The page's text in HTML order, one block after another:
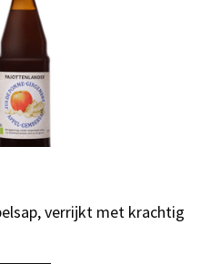
verrijkt met krachtig